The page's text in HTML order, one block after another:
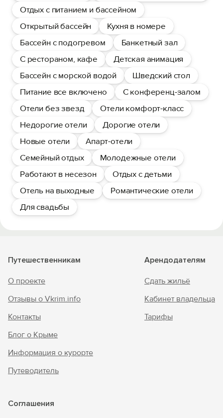
Отдых с питанием и бассейном
Открытый бассейн
Кухня в номере
Бассейн с подогревом
Банкетный зал
С рестораном, кафе
Детская анимация
Бассейн с морской водой
Шведский стол
Питание все включено
С конференц-залом
Отели без звезд
Отели комфорт-класс
Недорогие отели
Дорогие отели
Новые отели
Апарт-отели
Семейный отдых
Молодежные отели
Работают в несезон
Отдых с детьми
Отель на выходные
Романтические отели
Для свадьбы
Путешественникам
О проекте
Отзывы о Vkrim.info
Контакты
Блог о Крыме
Информация о курорте
Путеводитель
Арендодателям
Сдать жильё
Кабинет владельца
Тарифы
Соглашения